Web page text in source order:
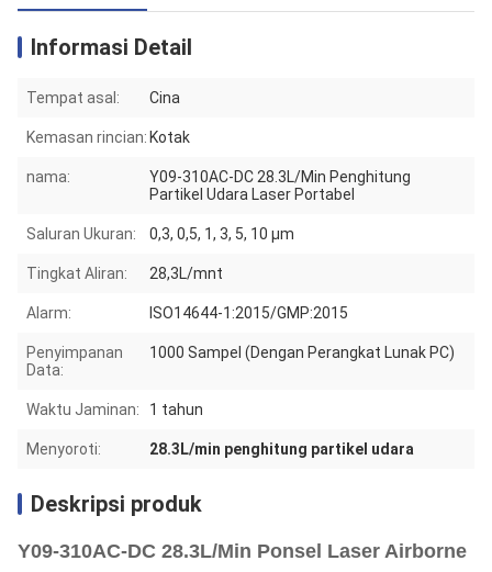
Informasi Detail
Tempat asal: Cina
Kemasan rincian: Kotak
nama:
Y09-310AC-DC 28.3L/Min Penghitung
Partikel Udara Laser Portabel
Saluran Ukuran: 0,3, 0,5, 1, 3, 5, 10 μm
Tingkat Aliran: 28,3L/mnt
Alarm: ISO14644-1:2015/GMP:2015
Penyimpanan
Data:
1000 Sampel (Dengan Perangkat Lunak PC)
Waktu Jaminan: 1 tahun
Menyoroti: 28.3L/min penghitung partikel udara
Deskripsi produk
Y09-310AC-DC 28.3L/Min Ponsel Laser Airborne